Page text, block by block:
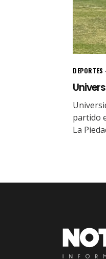
DEPORTES
partido
La